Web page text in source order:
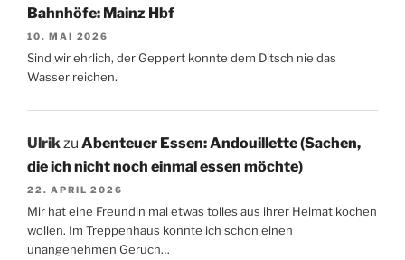
Bahnhöfe: Mainz Hbf
10. MAI 2026
Sind wir ehrlich, der Geppert konnte dem Ditsch nie das
Wasser reichen.
Ulrik zu Abenteuer Essen: Andouillette (Sachen,
die ich nicht noch einmal essen möchte)
22. APRIL 2026
Mir hat eine Freundin mal etwas tolles aus ihrer Heimat kochen
wollen. Im Treppenhaus konnte ich schon einen
unangenehmen Geruch…